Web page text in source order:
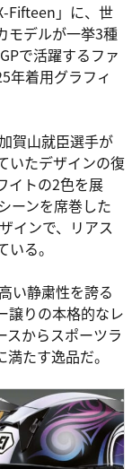
Fifteen」に、世
モデルが一挙3種
で活躍するファ
年着用グラフィ
賀山就臣選手が
いたデザインの復
イトの2色を展
ーンを席巻した
インで、リアス
る。
い静粛性を誇る
譲りの本格的なレ
スからスポーツラ
たす逸品だ。